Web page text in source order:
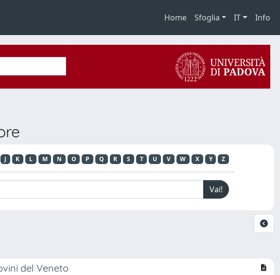
Home Sfoglia IT Info
J K L M N O P Q R S T U V W X Y Z
del Veneto